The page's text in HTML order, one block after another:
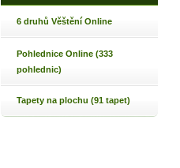
6 druhů Věštění Online
Pohlednice Online (333
pohlednic)
Tapety na plochu (91 tapet)